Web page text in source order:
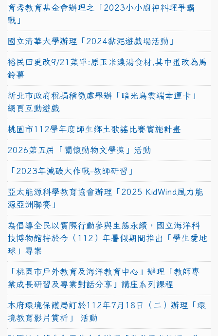
育秀教育基金會辦理之「2023小小廚神料理爭霸
戰」
國立清華大學辦理「2024黏泥遊戲場活動」
裕民田更改9/21菜單:原玉米濃湯食材,其中蛋改為馬
鈴薯
新北市政府稅捐稽徵處舉辦「暗光鳥雲端幸運卡」
網頁互動遊戲
桃園市112學年度師生鄉土歌謠比賽實施計畫
2026第五屆「關懷動物文學獎」活動
「2023年減碳大作戰-教師研習」
亞太能源科學教育協會辦理「2025 KidWind風力能
源亞洲聯賽」
為倡導全民以實際行動參與生態永續，國立海洋科
技博物館特於今（112）年暑假期間推出「學生愛地
球」專案
「桃園市戶外教育及海洋教育中心」辦理「教師專
業成長研習及專業對話分享」講座系列課程
本府環境保護局訂於112年7月18日（二）辦理「環
境教育影片賞析」 活動